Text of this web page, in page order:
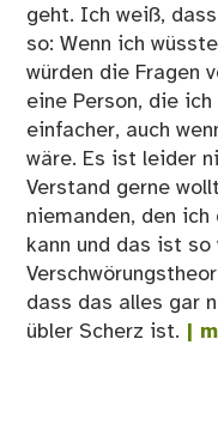
geht. Ich weiß,
so: Wenn ich
würden die Fragen
eine Person, die
einfacher, auch
wäre. Es ist leider
Verstand gerne
niemanden, den
kann und das ist
dass das alles gar
übler Scherz ist. |